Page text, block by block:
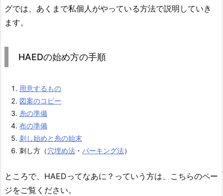
グでは、あくまで私個人がやっている方法で説明していき
ます。
HAEDの始め方の手順
用意するもの
図案のコピー
糸の準備
布の準備
刺し始めと糸の始末
刺し方（穴埋め法 ・ パーキング法）
ところで、HAEDってなあに？っていう方は、こちらのペー
ジをご覧ください。